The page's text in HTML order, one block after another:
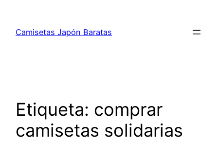
contenido
Camisetas Japón Baratas
Etiqueta: comprar
camisetas solidarias